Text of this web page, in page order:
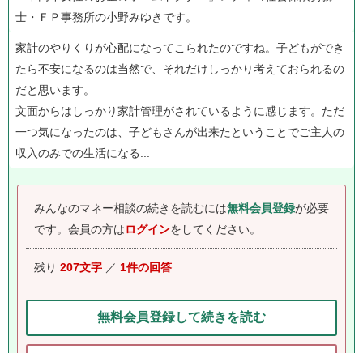
士・ＦＰ事務所の小野みゆきです。
家計のやりくりが心配になってこられたのですね。子どもができ
たら不安になるのは当然で、それだけしっかり考えておられるの
だと思います。
文面からはしっかり家計管理がされているように感じます。ただ
一つ気になったのは、子どもさんが出来たということでご主人の
収入のみでの生活になる...
みんなのマネー相談の続きを読むには無料会員登録が必要
です。 会員の方はログインをしてください。
残り 207文字 ／ 1件の回答
無料会員登録して続きを読む